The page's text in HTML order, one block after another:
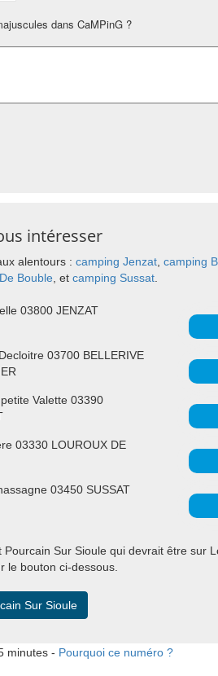
dans CaMPinG ?
intéresser
alentours : camping Jenzat camping
Bouble , et camping Sussat
03800 JENZAT
03700 BELLERIVE
Valette 03390
03330 LOUROUX DE
03450 SUSSAT
Sur Sioule qui devrait être sur
le bouton ci-dessous.
Sur Sioule
minutes - Pourquoi ce numéro ?